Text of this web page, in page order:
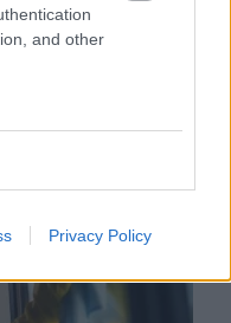
and other
Privacy Policy
alá